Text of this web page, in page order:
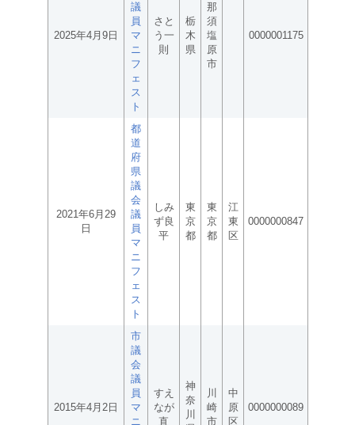
2025年4月9日
議
員
マ
ニ
フ
ェ
ス
ト
さと
う一
則
栃
木
県
那
須
塩
原
市
0000001175
2021年6月29
日
都
道
府
県
議
会
議
員
マ
ニ
フ
ェ
ス
ト
しみ
ず良
平
東
京
都
東
京
都
江
東
区
0000000847
2015年4月2日
市
議
会
議
員
マ
ニ
すえ
なが
直
神
奈
川
川
崎
市
中
原
区
0000000089